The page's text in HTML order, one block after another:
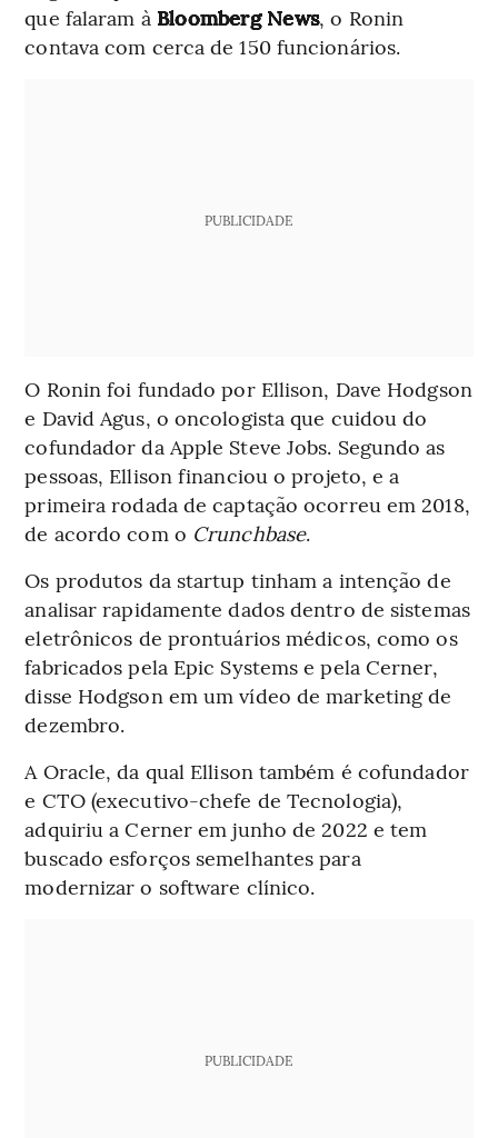
que falaram à Bloomberg News, o Ronin
contava com cerca de 150 funcionários.
PUBLICIDADE
O Ronin foi fundado por Ellison, Dave Hodgson
e David Agus, o oncologista que cuidou do
cofundador da Apple Steve Jobs. Segundo as
pessoas, Ellison financiou o projeto, e a
primeira rodada de captação ocorreu em 2018,
de acordo com o Crunchbase.
Os produtos da startup tinham a intenção de
analisar rapidamente dados dentro de sistemas
eletrônicos de prontuários médicos, como os
fabricados pela Epic Systems e pela Cerner,
disse Hodgson em um vídeo de marketing de
dezembro.
A Oracle, da qual Ellison também é cofundador
e CTO (executivo-chefe de Tecnologia),
adquiriu a Cerner em junho de 2022 e tem
buscado esforços semelhantes para
modernizar o software clínico.
PUBLICIDADE